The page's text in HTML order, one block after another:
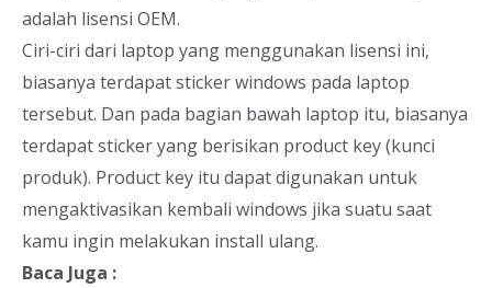
adalah lisensi OEM.
Ciri-ciri dari laptop yang menggunakan lisensi ini,
biasanya terdapat sticker windows pada laptop
tersebut. Dan pada bagian bawah laptop itu, biasanya
terdapat sticker yang berisikan product key (kunci
produk). Product key itu dapat digunakan untuk
mengaktivasikan kembali windows jika suatu saat
kamu ingin melakukan install ulang.
Baca Juga :